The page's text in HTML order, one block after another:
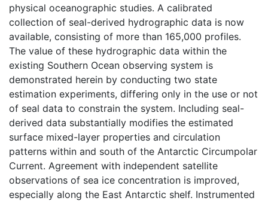
physical oceanographic studies. A calibrated
collection of seal-derived hydrographic data is now
available, consisting of more than 165,000 profiles.
The value of these hydrographic data within the
existing Southern Ocean observing system is
demonstrated herein by conducting two state
estimation experiments, differing only in the use or not
of seal data to constrain the system. Including seal-
derived data substantially modifies the estimated
surface mixed-layer properties and circulation
patterns within and south of the Antarctic Circumpolar
Current. Agreement with independent satellite
observations of sea ice concentration is improved,
especially along the East Antarctic shelf. Instrumented